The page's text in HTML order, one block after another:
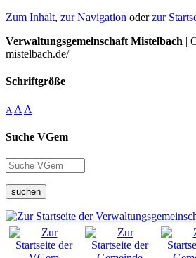
Zum Inhalt, zur Navigation oderzur
Verwaltungsgemeinschaft Mistelbach |
mistelbach.de/
Schriftgröße
A A A
Suche VGem
suchen